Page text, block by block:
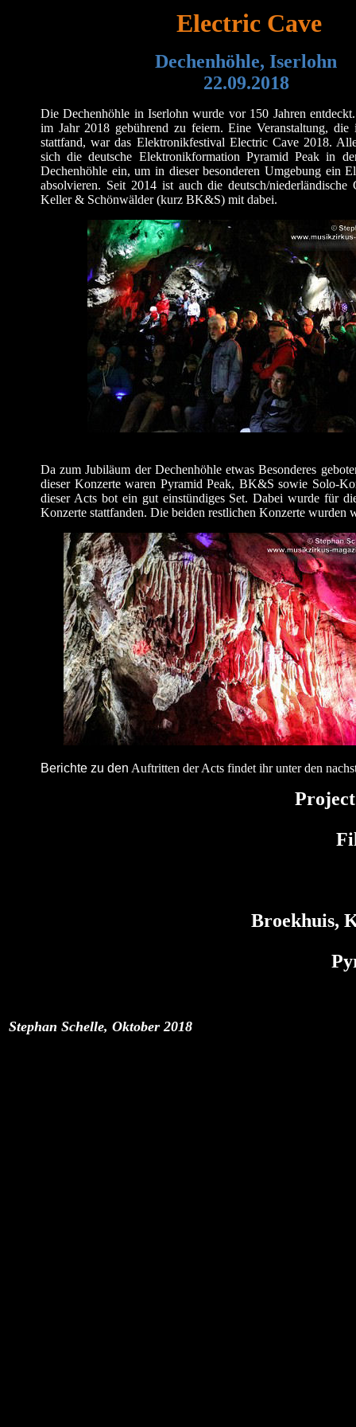
Electric Cave
Dechenhöhle, Iserlohn
22.09.2018
Die Dechenhöhle in Iserlohn wurde vor 150 Jahren
im Jahr 2018 gebührend zu feiern. Eine Veranstaltung, die
stattfand, war das Elektronikfestival Electric Cave 2018.
sich die deutsche Elektronikformation Pyramid Peak in
Dechenhöhle ein, um in dieser besonderen Umgebung ein
absolvieren. Seit 2014 ist auch die deutsch/niederländische
Keller & Schönwälder (kurz BK&S) mit dabei.
Da zum Jubiläum der Dechenhöhle etwas Besonderes
dieser Konzerte waren Pyramid Peak, BK&S sowie Solo-
dieser Acts bot ein gut einstündiges Set. Dabei wurde für
Konzerte stattfanden. Die beiden restlichen Konzerte wurden
Berichte zu den Auftritten der Acts findet ihr unter den
Broekhuis,
Stephan Schelle, Oktober 2018